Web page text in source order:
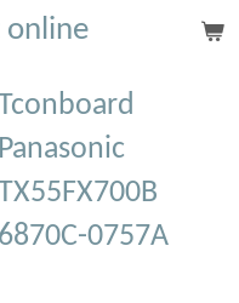
online
Panasonic
6870C-0757A